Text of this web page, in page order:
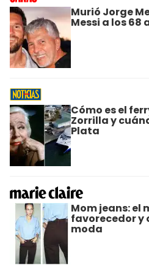
Murió Jorge
Messi a los 68
Cómo es el
Zorrilla y
Plata
Mom jeans: el
favorecedor y
moda